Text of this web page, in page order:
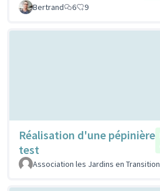
Bertrand
6 9
Réalisation d'une pépinière
test
Association les Jardins en Transition